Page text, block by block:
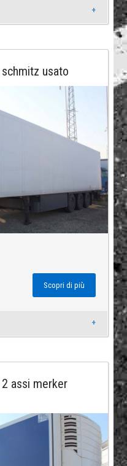
usato
Scopri di più
assi merker